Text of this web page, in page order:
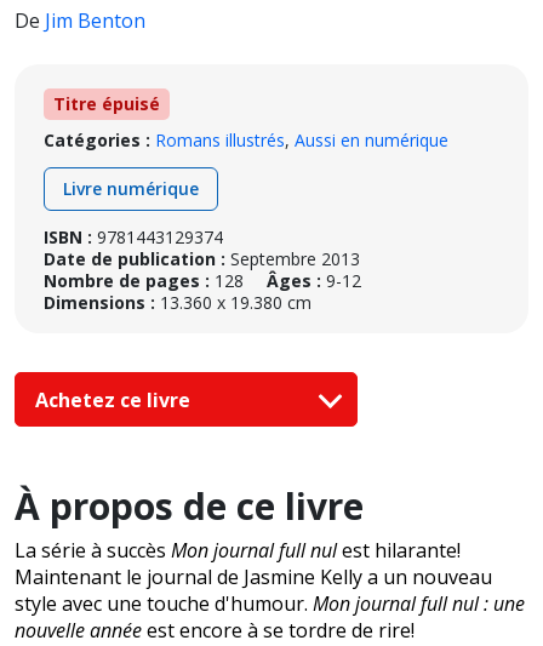
De Jim Benton
Titre épuisé
Catégories : Romans illustrés, Aussi en numérique
Livre numérique
ISBN : 9781443129374
Date de publication : Septembre 2013
Nombre de pages : 128 Âges : 9-12
Dimensions : 13.360 x 19.380 cm
Achetez ce livre
À propos de ce livre
La série à succès Mon journal full nulest hilarante!
Maintenant le journal de Jasmine Kelly a un nouveau
style avec une touche d'humour. Mon journal full nul : une
nouvelle annéeest encore à se tordre de rire!